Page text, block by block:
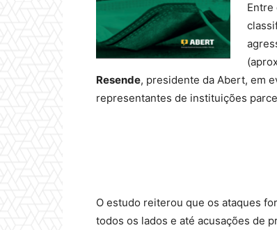
Entre
Resende, presidente da Abert, em
representantes de instituições
O estudo reiterou que os ataques
todos os lados e até acusações de